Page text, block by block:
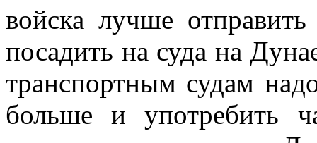
войска лучше
посадить на суда на
транспортным судам
больше и употребить